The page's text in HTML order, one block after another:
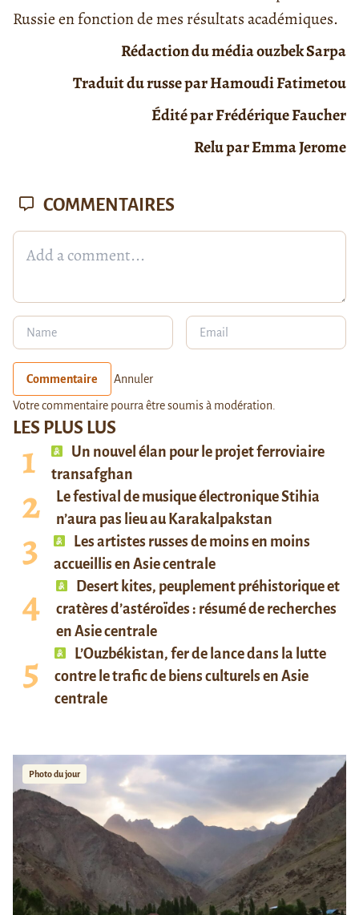
Russie en fonction de mes résultats académiques.
Rédaction du média ouzbek Sarpa
Traduit du russe par Hamoudi Fatimetou
Édité par Frédérique Faucher
Relu par Emma Jerome
LES PLUS LUS
Un nouvel élan pour le projet ferroviaire
transafghan
Le festival de musique électronique Stihia
n’aura pas lieu au Karakalpakstan
Les artistes russes de moins en moins
accueillis en Asie centrale
Desert kites, peuplement préhistorique et
cratères d’astéroïdes : résumé de recherches
en Asie centrale
L’Ouzbékistan, fer de lance dans la lutte
contre le trafic de biens culturels en Asie
centrale
Photo du jour
COMMENTAIRES
Commentaire Annuler
Votre commentaire pourra être soumis à modération.